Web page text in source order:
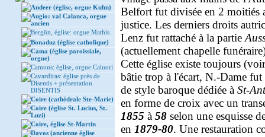
Andeer (église, orgue Kuhn)
Augio: val Calanca, orgue
ancien
Bergün, église: orgue Mathis
Bonaduz (église catholique)
Cama (église paroissiale,
orgue)
Camuns: église, orgue Caluori
Cavardiras: église près de
Disentis + présentation
DISENTIS
Coire (cathédrale Ste-Marie)
Coire (église St. Lucius, St.
Luzi)
Coire, église St-Martin
Davos (ancienne église
Belfort fut divisée en 2 moitiés
justice. Les derniers droits
Lenz fut rattaché à la partie
(actuellement chapelle
Cette église existe toujours
bâtie trop à l'écart, N.-Dame
de style baroque dédiée à St-
en forme de croix avec un
1855 à 58 selon une esquisse
en 1879-80. Une restauration